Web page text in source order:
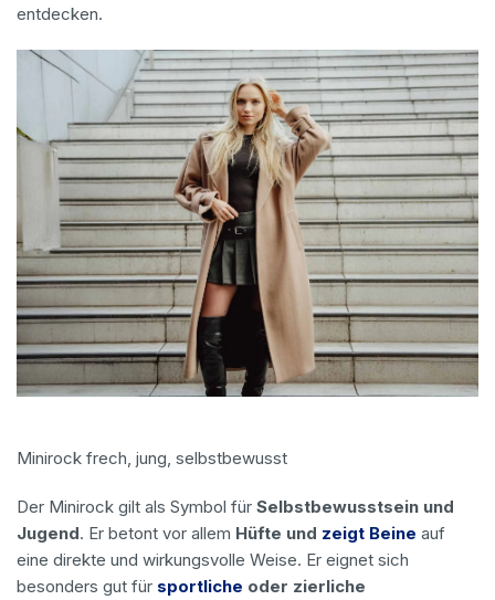
entdecken.
Minirock frech, jung, selbstbewusst
Der Minirock gilt als Symbol für Selbstbewusstsein und
Jugend. Er betont vor allem Hüfte und zeigt Beine auf
eine direkte und wirkungsvolle Weise. Er eignet sich
besonders gut für sportliche oder zierliche